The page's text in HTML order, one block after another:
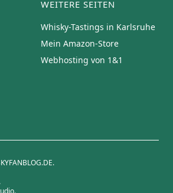
WEITERE SEITEN
Whisky-Tastings in Karlsruhe
Mein Amazon-Store
Webhosting von 1&1